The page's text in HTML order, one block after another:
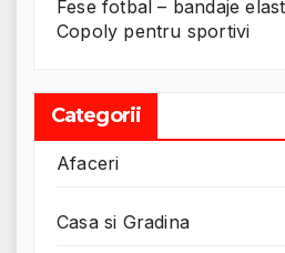
Fese fotbal – bandaje
Copoly pentru sportivi
Categorii
Afaceri
Casa si Gradina